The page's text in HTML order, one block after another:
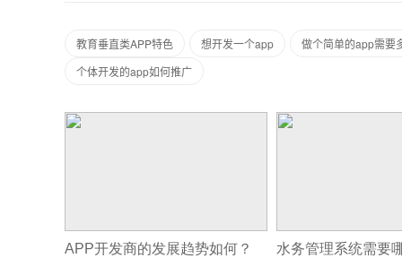
教育垂直类APP特色 想开发一个app
做个简单的app需要
个体开发的app如何推广
APP开发商的发展趋势如何？ 水务管理系统需要